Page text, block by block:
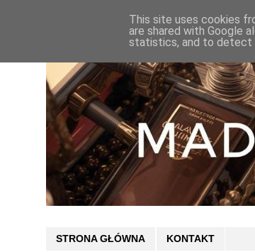
STRONA GŁÓWNA KONTAKT
This site uses cookies
are shared with Google
statistics, and to detect